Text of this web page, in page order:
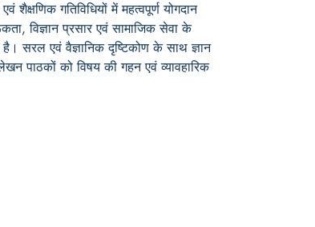
गतिविधियों में महत्वपूर्ण योगदान
विज्ञान प्रसार एवं सामाजिक सेवा के
सरल एवं वैज्ञानिक दृष्टिकोण के साथ ज्ञान
पाठकों को विषय की गहन एवं व्यावहारिक